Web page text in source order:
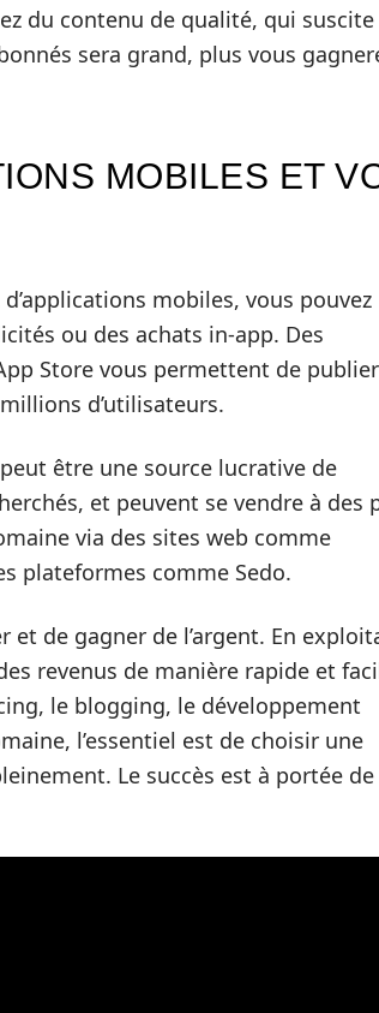
du contenu de qualité, qui suscite
sera grand, plus vous
MOBILES ET
mobiles, vous pouvez
ou des achats in-app. Des
Store vous permettent de publier
d’utilisateurs.
être une source lucrative de
et peuvent se vendre à des
via des sites web comme
plateformes comme Sedo.
de gagner de l’argent. En
revenus de manière rapide et
le blogging, le développement
l’essentiel est de choisir une
Le succès est à portée de